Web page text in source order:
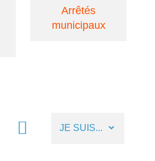
Arrêtés
municipaux